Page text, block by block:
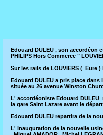
Edouard DULEU , son accordéon
PHILIPS Hors Commerce "
Sur les rails de LOUVIERS ( Eure
Edouard DULEU a pris place dans
située au 26 avenue Winston
L' accordéoniste Edouard DULEU
la gare Saint Lazare avant le
Edouard DULEU repartira de la
L' inauguration de la nouvelle